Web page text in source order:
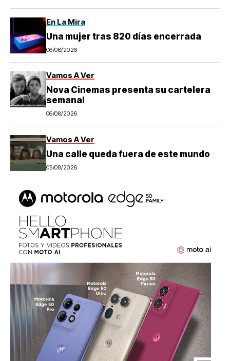
En La Mira
Una mujer tras 820 días encerrada
06/08/2026
Vamos A Ver
Nova Cinemas presenta su cartelera
semanal
06/08/2026
Vamos A Ver
Una calle queda fuera de este mundo
05/08/2026